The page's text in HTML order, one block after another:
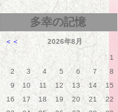
多幸の記憶
＜＜ 2026年8月
1
2
3 4 5 6 7
8
9
10 11 12 13 14
15
16
17 18 19 20 21
22